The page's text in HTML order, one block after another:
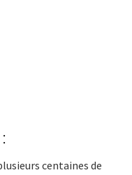
centaines de